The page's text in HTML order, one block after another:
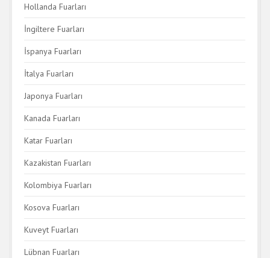
Hollanda Fuarları
İngiltere Fuarları
İspanya Fuarları
İtalya Fuarları
Japonya Fuarları
Kanada Fuarları
Katar Fuarları
Kazakistan Fuarları
Kolombiya Fuarları
Kosova Fuarları
Kuveyt Fuarları
Lübnan Fuarları